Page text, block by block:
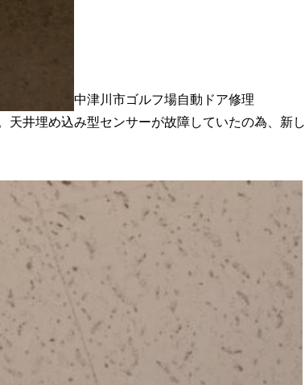
中津川市ゴルフ場自動ドア修理
井埋め込み型センサーが故障していたの為、新し